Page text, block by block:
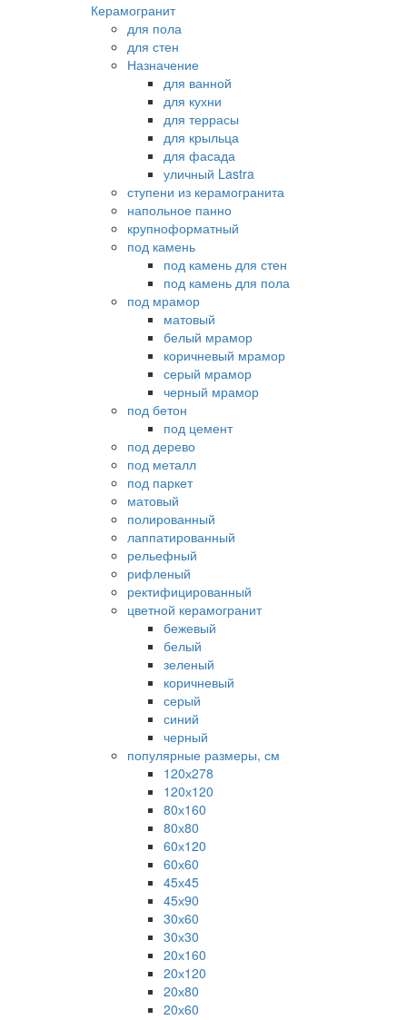
Керамогранит
для пола
для стен
Назначение
для ванной
для кухни
для террасы
для крыльца
для фасада
уличный Lastra
ступени из керамогранита
напольное панно
крупноформатный
под камень
под камень для стен
под камень для пола
под мрамор
матовый
белый мрамор
коричневый мрамор
серый мрамор
черный мрамор
под бетон
под цемент
под дерево
под металл
под паркет
матовый
полированный
лаппатированный
рельефный
рифленый
ректифицированный
цветной керамогранит
бежевый
белый
зеленый
коричневый
серый
синий
черный
популярные размеры, см
120х278
120х120
80х160
80х80
60х120
60х60
45х45
45х90
30х60
30х30
20х160
20х120
20х80
20х60